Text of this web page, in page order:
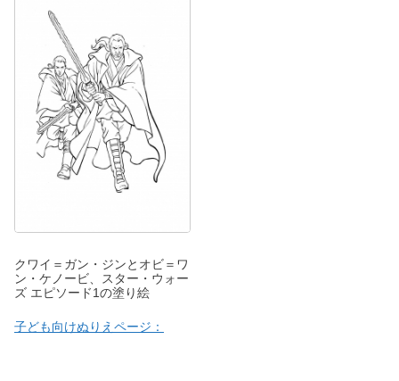
クワイ＝ガン・ジンとオビ＝ワ
ン・ケノービ、スター・ウォー
ズ エピソード1の塗り絵
子ども向けぬりえページ：